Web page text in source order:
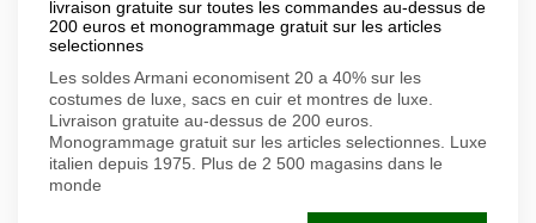
livraison gratuite sur toutes les commandes au-dessus de
200 euros et monogrammage gratuit sur les articles
selectionnes
Les soldes Armani economisent 20 a 40% sur les
costumes de luxe, sacs en cuir et montres de luxe.
Livraison gratuite au-dessus de 200 euros.
Monogrammage gratuit sur les articles selectionnes. Luxe
italien depuis 1975. Plus de 2 500 magasins dans le
monde